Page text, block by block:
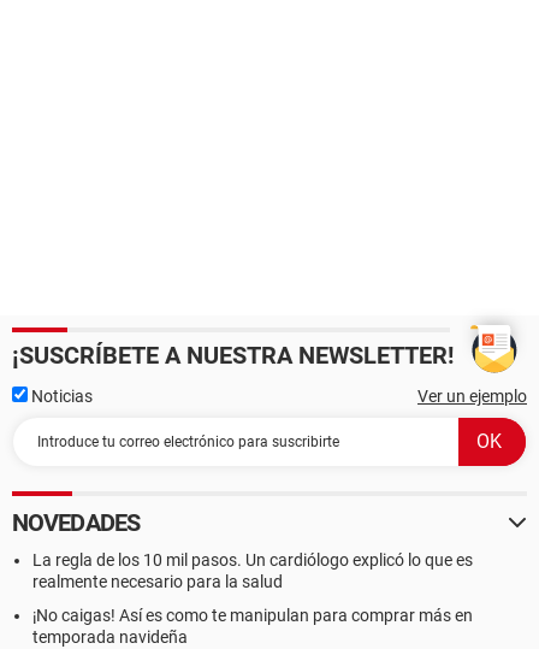
¡SUSCRÍBETE A NUESTRA NEWSLETTER!
Noticias Ver un ejemplo
NOVEDADES
La regla de los 10 mil pasos. Un cardiólogo explicó lo que es
realmente necesario para la salud
¡No caigas! Así es como te manipulan para comprar más en
temporada navideña